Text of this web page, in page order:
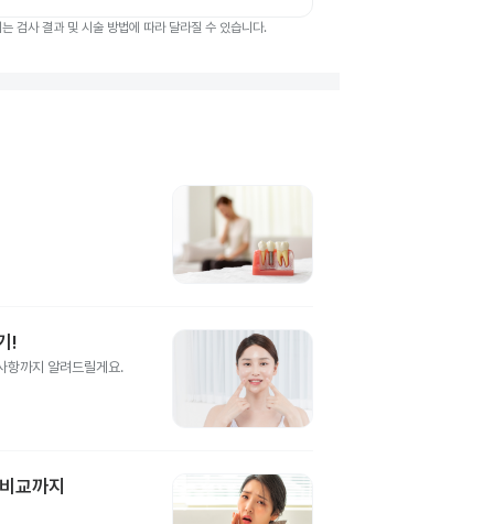
검사 결과 및 시술 방법에 따라 달라질 수 있습니다.
!
항까지 알려드릴게요.
교까지